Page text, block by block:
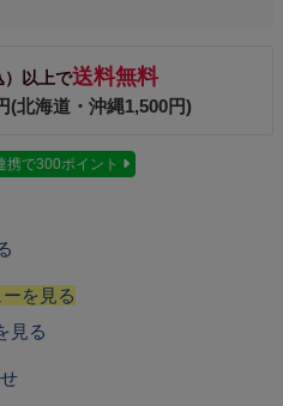
以上で送料無料
(北海道・沖縄1,500円)
携で300ポイント